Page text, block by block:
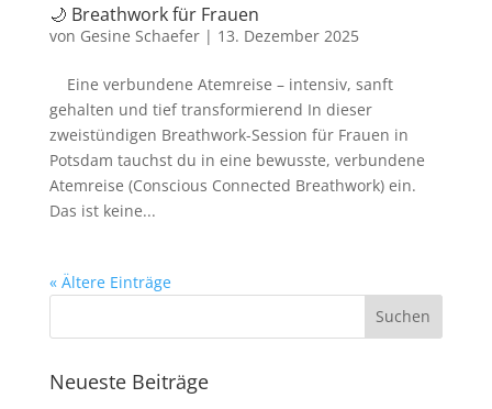
🌙 Breathwork für Frauen
von Gesine Schaefer| 13. Dezember 2025
Eine verbundene Atemreise – intensiv, sanft
gehalten und tief transformierend In dieser
zweistündigen Breathwork-Session für Frauen in
Potsdam tauchst du in eine bewusste, verbundene
Atemreise (Conscious Connected Breathwork) ein.
Das ist keine...
« Ältere Einträge
Neueste Beiträge